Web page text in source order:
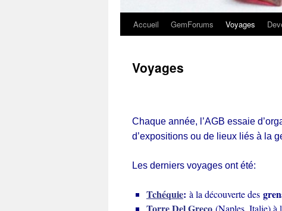
Aller
contenu
Accueil GemForums Voyages
Voyages
Chaque année, l’AGB essaie
d’expositions ou de lieux liés à la
Les derniers voyages ont été:
Tchéquie: à la découverte des
(Naples, Italie) à